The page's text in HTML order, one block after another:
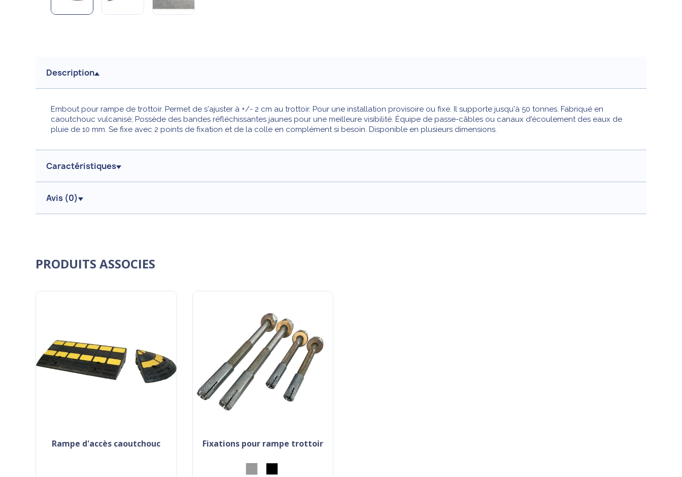
Description
Embout pour rampe de trottoir. Permet de s'ajuster à +/- 2 cm au trottoir. Pour une installation provisoire ou fixe. Il supporte jusqu'à 50 tonnes. Fabriqué en
caoutchouc vulcanisé; Possède des bandes réfléchissantes jaunes pour une meilleure visibilité. Équipe de passe-câbles ou canaux d'écoulement des eaux de
pluie de 10 mm. Se fixe avec 2 points de fixation et de la colle en complément si besoin. Disponible en plusieurs dimensions.
Caractéristiques
Avis (0)
PRODUITS ASSOCIES
rampe d'accès caoutchouc fixations pour rampe trottoir